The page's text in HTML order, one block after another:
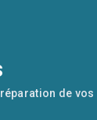
de vos